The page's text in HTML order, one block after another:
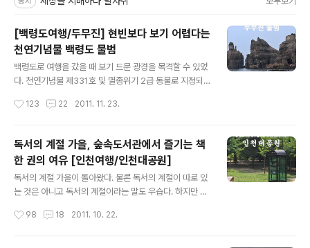
[백령도여행/두무진] 현빈보다 보기 어렵다는
천연기념물 백령도 물범
백령도로 여행을 갔을 때 보기 드문 광경을 목격할 수 있었
다. 천연기념물 제331호 및 멸종위기 2급 동물로 지정되
바퀴가 외부로 드러나지 않고 물갈퀴와 허리를 구부릴 수
기 어렵다는 희소 가치 때문에 뭇 사람들의 사랑을 받는 동
물이다. 사실 동물원을 제외하면 우리나라에서 야생 물범
을 볼 수 있는 곳은 백령도가 유일하다. 그런데 백령도에 가
더라도 물범을 만나 볼 수 있는 확률은 그렇게 높지 않다.
"지금이 기회!" 서해상에는 약 2천 마리의 물범이 서식하고
수는 겨우 300여 마리에 불과하다. 그렇기 때문에 물범을
123 22 2011. 11. 23.
독서의 계절 가을, 숲속도서관에서 즐기는 책
한 권의 여유 [인천여행/인천대공원]
독서의 계절 가을이 돌아왔다. 물론 독서의 계절이 따로 있
는 것은 아니고 독서의 계절이라는 말도 우습다. 하지만 우
이유는 가을에 곡식을 거두어들이듯 책 속에서 지식을 거
98 18 2011. 10. 22.